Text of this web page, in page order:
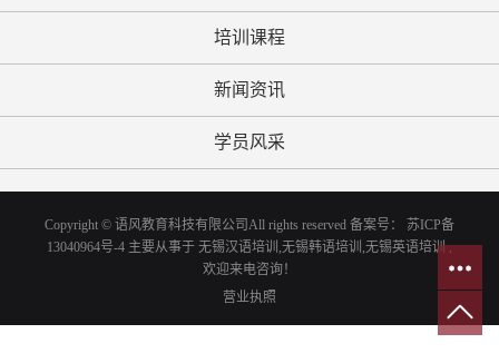
培训课程
新闻资讯
学员风采
Copyright © 语风教育科技有限公司All rights reserved 备案号： 苏ICP备
13040964号-4 主要从事于 无锡汉语培训 ,无锡韩语培训 ,无锡英语培训,
欢迎来电咨询！
营业执照